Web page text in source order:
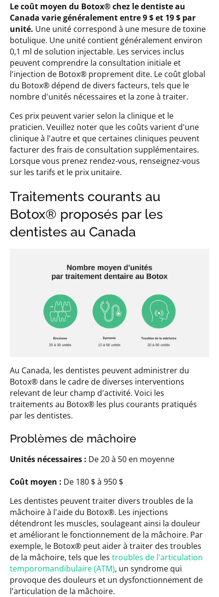
Le coût moyen du Botox® chez le dentiste au
Canada varie généralement entre 9 $ et 19 $ par
unité. Une unité correspond à une mesure de toxine
botulique. Une unité contient généralement environ
0,1 ml de solution injectable. Les services inclus
peuvent comprendre la consultation initiale et
l'injection de Botox® proprement dite. Le coût global
du Botox® dépend de divers facteurs, tels que le
nombre d'unités nécessaires et la zone à traiter.
Ces prix peuvent varier selon la clinique et le
praticien. Veuillez noter que les coûts varient d'une
clinique à l'autre et que certaines cliniques peuvent
facturer des frais de consultation supplémentaires.
Lorsque vous prenez rendez-vous, renseignez-vous
sur les tarifs et le prix unitaire.
Traitements courants au
Botox® proposés par les
dentistes au Canada
Au Canada, les dentistes peuvent administrer du
Botox® dans le cadre de diverses interventions
relevant de leur champ d'activité. Voici les
traitements au Botox® les plus courants pratiqués
par les dentistes.
Problèmes de mâchoire
Unités nécessaires : De 20 à 50 en moyenne
Coût moyen : De 180 $ à 950 $
Les dentistes peuvent traiter divers troubles de la
mâchoire à l'aide du Botox®. Les injections
détendront les muscles, soulageant ainsi la douleur
et améliorant le fonctionnement de la mâchoire. Par
exemple, le Botox® peut aider à traiter des troubles
de la mâchoire, tels que les troubles de l'articulation
temporomandibulaire (ATM), un syndrome qui
provoque des douleurs et un dysfonctionnement de
l'articulation de la mâchoire.